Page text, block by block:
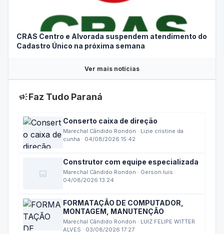
CRAS Centro e Alvorada suspendem atendimento do
Cadastro Único na próxima semana
Ver mais notícias
campaignFaz Tudo Paraná
Conserto caixa de direção
Marechal Cândido Rondon · Lizie cristine da
cunha · 04/08/2026 15:42
image
Construtor com equipe especializada
Marechal Cândido Rondon · Gerson luis ·
04/08/2026 13:24
FORMATAÇÃO DE COMPUTADOR,
MONTAGEM, MANUTENÇÃO
Marechal Cândido Rondon · LUIZ FELIPE WITTER
ALVES · 03/08/2026 17:27